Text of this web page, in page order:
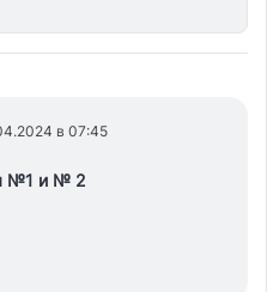
в 07:45
№1 и № 2